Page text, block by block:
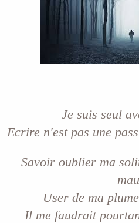
Je suis seul
Ecrire n'est pas une
Savoir oublier ma
User de ma
Il me faudrait